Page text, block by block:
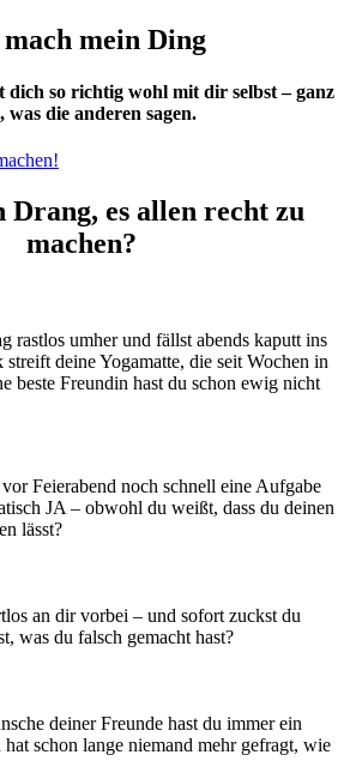
mein Ding
so richtig wohl mit dir selbst – ganz
was die anderen sagen.
Drang, es allen recht zu
machen?
rastlos umher und fällst abends kaputt ins
deine Yogamatte, die seit Wochen in
beste Freundin hast du schon ewig nicht
Feierabend noch schnell eine Aufgabe
JA – obwohl du weißt, dass du deinen
lässt?
an dir vorbei – und sofort zuckst du
was du falsch gemacht hast?
deiner Freunde hast du immer ein
schon lange niemand mehr gefragt, wie